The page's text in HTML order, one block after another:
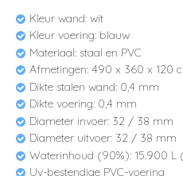
Kleur wand: wit
Kleur voering: blauw
Materiaal: staal en PVC
Afmetingen: 490 x 360 x 120
Dikte stalen wand: 0,4 mm
Dikte voering: 0,4 mm
Diameter invoer: 32 / 38 mm
Diameter uitvoer: 32 / 38 mm
Waterinhoud (90%): 15.900 L
Uv-bestendige PVC-voering